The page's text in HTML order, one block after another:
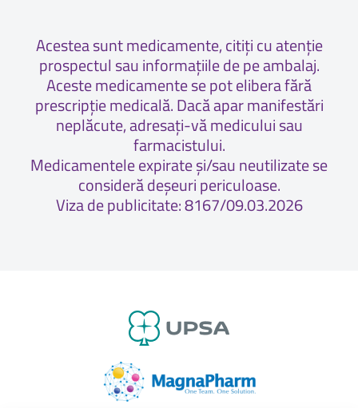
Acestea sunt medicamente, citiți cu atenție
prospectul sau informațiile de pe ambalaj.
Aceste medicamente se pot elibera fără
prescripție medicală. Dacă apar manifestări
neplăcute, adresați-vă medicului sau
farmacistului.
Medicamentele expirate și/sau neutilizate se
consideră deșeuri periculoase.
Viza de publicitate: 8167/09.03.2026